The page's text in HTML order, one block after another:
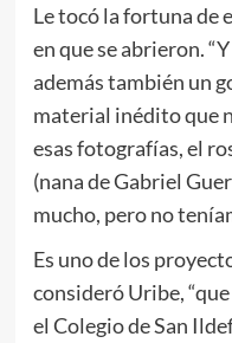
Le tocó la fortuna de
en que se abrieron.
además también un
material inédito que
esas fotografías, el
(nana de Gabriel
mucho, pero no
Es uno de los
consideró Uribe,
el Colegio de San